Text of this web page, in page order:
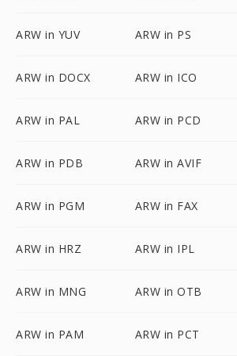
ARW in YUV ARW in PS
ARW in DOCX ARW in ICO
ARW in PAL ARW in PCD
ARW in PDB ARW in AVIF
ARW in PGM ARW in FAX
ARW in HRZ ARW in IPL
ARW in MNG ARW in OTB
ARW in PAM ARW in PCT